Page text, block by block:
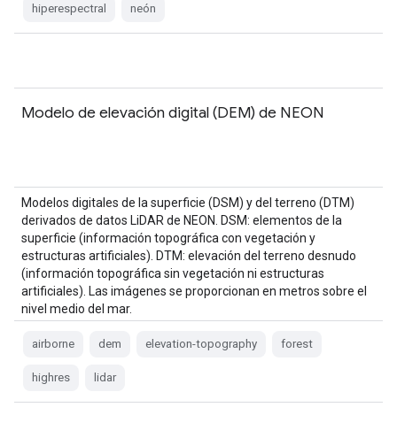
hiperespectral neón
Modelo de elevación digital (DEM) de NEON
Modelos digitales de la superficie (DSM) y del terreno (DTM)
derivados de datos LiDAR de NEON. DSM: elementos de la
superficie (información topográfica con vegetación y
estructuras artificiales). DTM: elevación del terreno desnudo
(información topográfica sin vegetación ni estructuras
artificiales). Las imágenes se proporcionan en metros sobre el
nivel medio del mar.
airborne dem elevation-topography forest
highres lidar